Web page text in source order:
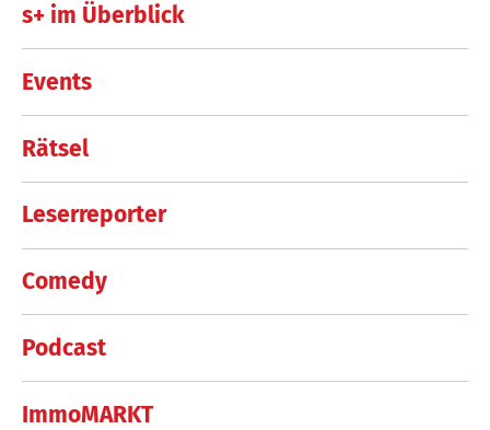
s+ im Überblick
Events
Rätsel
Leserreporter
Comedy
Podcast
ImmoMARKT